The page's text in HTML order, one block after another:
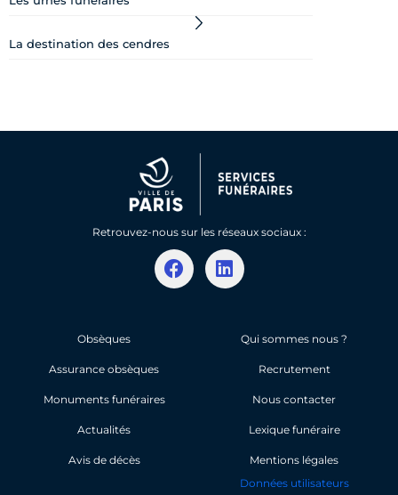
La destination des cendres
Retrouvez-nous sur les réseaux sociaux :
F
a
c
L
i
n
Obsèques
Assurance obsèques
Monuments funéraires
Actualités
Avis de décès
Qui sommes nous ?
Recrutement
Nous contacter
Lexique funéraire
Mentions légales
Données utilisateurs